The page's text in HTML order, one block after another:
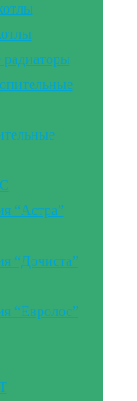
“Астра”
“Дочиста”
“Евролос”